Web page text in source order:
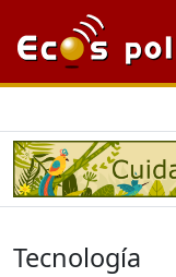
Tecnología